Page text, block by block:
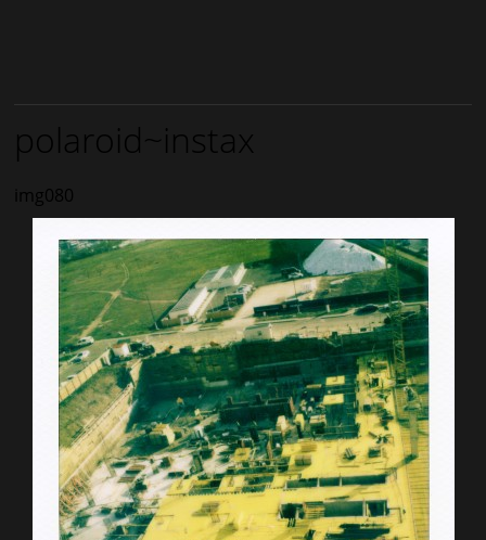
polaroid~instax
img080